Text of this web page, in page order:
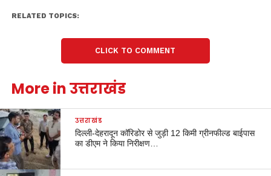
RELATED TOPICS:
CLICK TO COMMENT
More in उत्तराखंड
उत्तराखंड
दिल्ली-देहरादून कॉरिडोर से जुड़ी 12 किमी ग्रीनफील्ड बाईपास
का डीएम ने किया निरीक्षण…